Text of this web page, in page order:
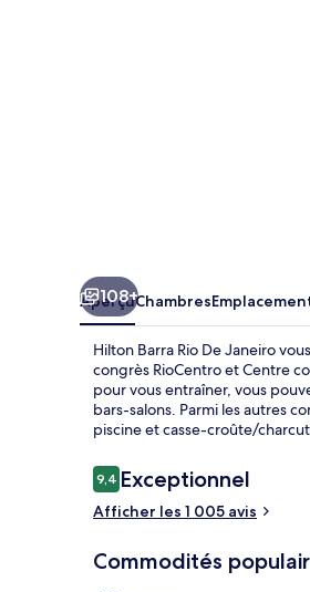
108+
AperçuChambres
Hilton Barra Rio De Janeiro
congrès RioCentro et Centre
pour vous entraîner, vous
bars-salons. Parmi les autres
piscine et casse-croûte/
Avis
9,49,4 sur 10 –
Exceptionnel
Afficher les 1 005 avis
Commodités